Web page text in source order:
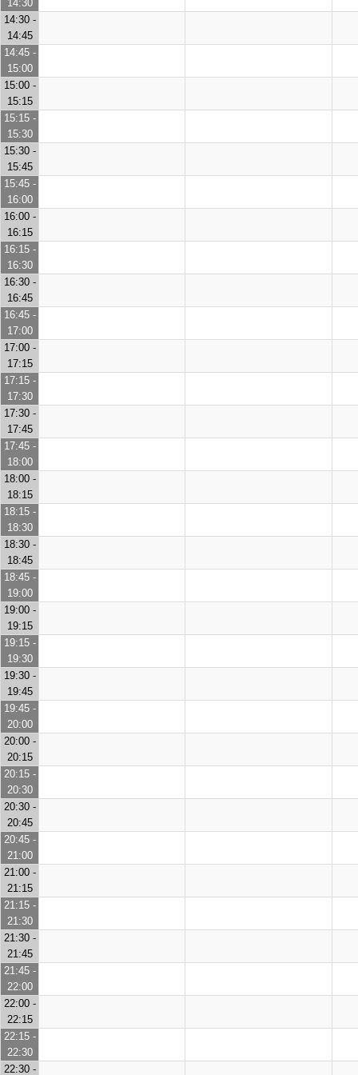
14:30
14:30 -
14:45
14:45 -
15:00
15:00 -
15:15
15:15 -
15:30
15:30 -
15:45
15:45 -
16:00
16:00 -
16:15
16:15 -
16:30
16:30 -
16:45
16:45 -
17:00
17:00 -
17:15
17:15 -
17:30
17:30 -
17:45
17:45 -
18:00
18:00 -
18:15
18:15 -
18:30
18:30 -
18:45
18:45 -
19:00
19:00 -
19:15
19:15 -
19:30
19:30 -
19:45
19:45 -
20:00
20:00 -
20:15
20:15 -
20:30
20:30 -
20:45
20:45 -
21:00
21:00 -
21:15
21:15 -
21:30
21:30 -
21:45
21:45 -
22:00
22:00 -
22:15
22:15 -
22:30
22:30 -